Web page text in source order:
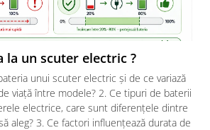
la un scuter electric ?
unui scuter electric și de ce variază
viață între modele? 2. Ce tipuri de baterii
electrice, care sunt diferențele dintre
aleg? 3. Ce factori influențează durata de